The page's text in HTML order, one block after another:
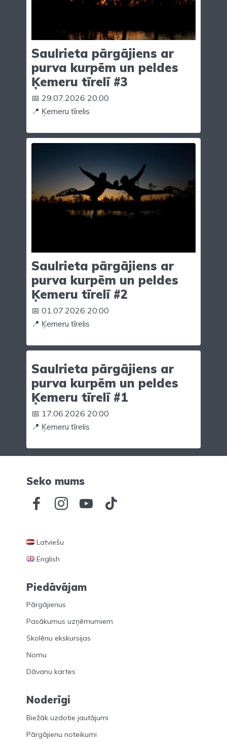
Saulrieta pārgājiens ar
purva kurpēm un peldes
Ķemeru tīrelī #3
📅 29.07.2026 20:00
📍 Ķemeru tīrelis
Saulrieta pārgājiens ar
purva kurpēm un peldes
Ķemeru tīrelī #2
📅 01.07.2026 20:00
📍 Ķemeru tīrelis
Saulrieta pārgājiens ar
purva kurpēm un peldes
Ķemeru tīrelī #1
📅 17.06.2026 20:00
📍 Ķemeru tīrelis
Seko mums
Latviešu
English
Piedāvājam
Pārgājienus
Pasākumus uzņēmumiem
Skolēnu ekskursijas
Nomu
Dāvanu kartes
Noderīgi
Biežāk uzdotie jautājumi
Pārgājienu noteikumi